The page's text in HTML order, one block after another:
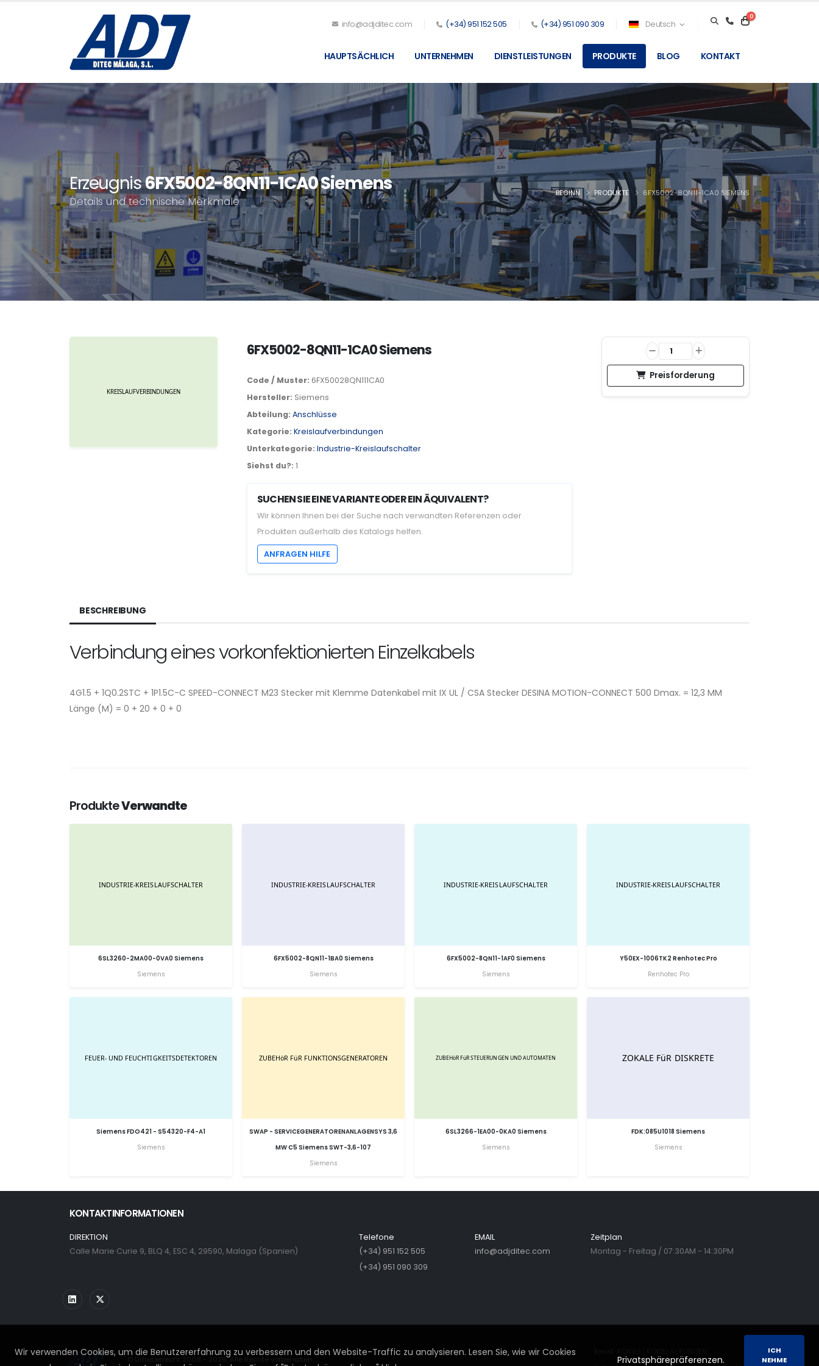
Wir verwenden Cookies, um die Benutzererfahrung zu verbessern und den Website-Traffic zu analysieren. Lesen Sie, wie wir Cookies
Privatsphärepräferenzen.
ICH
NEHME
info@adjditec.com (+34) 951 152 505 (+34) 951 090 309 Deutsch
0
HAUPTSÄCHLICH UNTERNEHMEN DIENSTLEISTUNGEN PRODUKTE BLOG KONTAKT
Erzeugnis6FX5002-8QN11-1CA0 Siemens
Details und technische Merkmale
BEGINN PRODUKTE 6FX5002-8QN11-1CA0 SIEMENS
6FX5002-8QN11-1CA0 Siemens
Code / Muster: 6FX50028QN111CA0
Hersteller: Siemens
Abteilung: Anschlüsse
Kategorie: Kreislaufverbindungen
Unterkategorie: Industrie-Kreislaufschalter
Siehst du?: 1
SUCHEN SIE EINE VARIANTE ODER EIN ÄQUIVALENT?
Wir können Ihnen bei der Suche nach verwandten Referenzen oder
Produkten außerhalb des Katalogs helfen.
ANFRAGEN HILFE
Preisforderung
BESCHREIBUNG
Verbindung eines vorkonfektionierten Einzelkabels
4G1.5 + 1Q0.2STC + 1P1.5C-C SPEED-CONNECT M23 Stecker mit Klemme Datenkabel mit IX UL / CSA Stecker DESINA MOTION-CONNECT 500 Dmax. = 12,3 MM
Länge (M) = 0 + 20 + 0 + 0
ProdukteVerwandte
6SL3260-2MA00-0VA0 Siemens
Siemens
6FX5002-8QN11-1BA0 Siemens
Siemens
6FX5002-8QN11-1AF0 Siemens
Siemens
Y50EX-1006TK2 Renhotec Pro
Renhotec Pro
Siemens FDO421 - S54320-F4-A1
Siemens
SWAP - SERVICEGENERATORENANLAGENSYS 3,6
MW C5 Siemens SWT-3,6-107
Siemens
6SL3266-1EA00-0KA0 Siemens
Siemens
FDK:085U1018 Siemens
Siemens
KONTAKTINFORMATIONEN
DIREKTION
Calle Marie Curie 9, BLQ 4, ESC 4, 29590, Malaga (Spanien)
Telefone
(+34) 951 152 505
(+34) 951 090 309
EMAIL
info@adjditec.com
Zeitplan
Montag - Freitag / 07:30AM - 14:30PM
© Urheberrecht 2008 - 2026. Alle Rechte vorbehalten.